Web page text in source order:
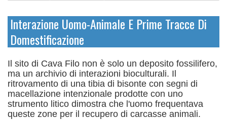
Interazione Uomo-Animale E Prime Tracce Di
Domestificazione
Il sito di Cava Filo non è solo un deposito fossilifero,
ma un archivio di interazioni bioculturali. Il
ritrovamento di una tibia di bisonte con segni di
macellazione intenzionale prodotte con uno
strumento litico dimostra che l'uomo frequentava
queste zone per il recupero di carcasse animali.